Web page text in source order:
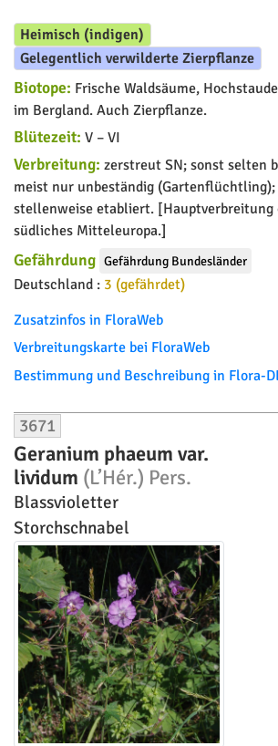
Heimisch (indigen)
Gelegentlich verwilderte Zierpflanze
Biotope: Frische Waldsäume,
im Bergland. Auch Zierpflanze.
Blütezeit: V – VI
Verbreitung: zerstreut SN; sonst selten
meist nur unbeständig (Gartenflüchtling);
stellenweise etabliert. [Hauptverbreitung
südliches Mitteleuropa.]
Gefährdung Gefährdung Bundesländer
Deutschland : 3 (gefährdet)
Zusatzinfos in FloraWeb
Verbreitungskarte bei FloraWeb
Bestimmung und Beschreibung in Flora-
3671
Geranium phaeum var.
lividum (L’Hér.) Pers.
Blassvioletter
Storchschnabel